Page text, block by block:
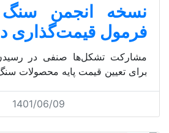
نسخه انجمن
فرمول قیمت‌گذاری
مشارکت تشکل‌ها صنفی در
برای تعیین قیمت پایه محصولات
1401/06/09